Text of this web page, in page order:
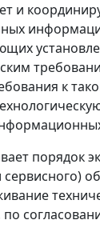
и
к
порядок
сервисного)